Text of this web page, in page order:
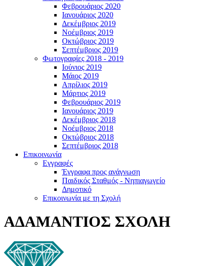
Φεβρουάριος 2020
Ιανουάριος 2020
Δεκέμβριος 2019
Νοέμβριος 2019
Οκτώβριος 2019
Σεπτέμβριος 2019
Φωτογραφίες 2018 - 2019
Ιούνιος 2019
Μάιος 2019
Απρίλιος 2019
Μάρτιος 2019
Φεβρουάριος 2019
Ιανουάριος 2019
Δεκέμβριος 2018
Νοέμβριος 2018
Οκτώβριος 2018
Σεπτέμβριος 2018
Επικοινωνία
Εγγραφές
Έγγραφα προς ανάγνωση
Παιδικός Σταθμός - Νηπιαγωγείο
Δημοτικό
Επικοινωνία με τη Σχολή
ΑΔΑΜΑΝΤΙΟΣ ΣΧΟΛΗ